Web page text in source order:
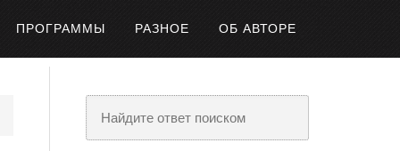
ПРОГРАММЫ РАЗНОЕ ОБ АВТОРЕ